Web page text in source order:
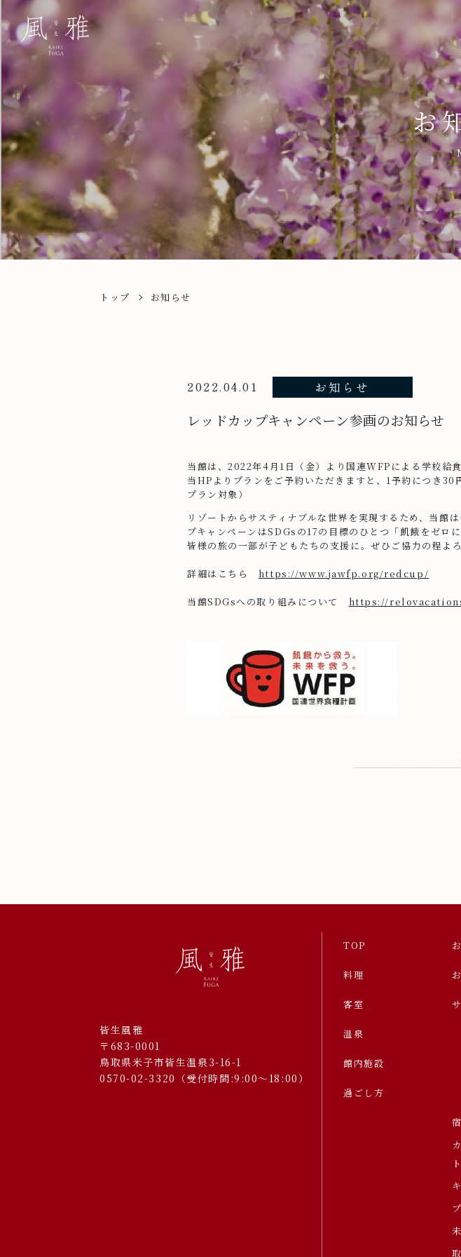
お
トップ お知らせ
2022.04.01 お知らせ
レッドカップキャンペーン参画のお知らせ
当館は、2022年4月1日（金）より国連WFPによる学校給
当HPよりプランをご予約いただきますと、1予約につき
プラン対象）
リゾートからサスティナブルな世界を実現するため、当館
プキャンペーンはSDGsの17の目標のひとつ「飢餓をゼロ
皆様の旅の一部が子どもたちの支援に。ぜひご協力の程よ
詳細はこちら https://www.jawfp.org/redcup/
当館SDGsへの取り組みについて https://
皆生風雅
〒683-0001
鳥取県米子市皆生温泉3-16-1
0570-02-3320 （受付時間:9:00～18:00）
TOP
料理
客室
温泉
館内施設
過ごし方